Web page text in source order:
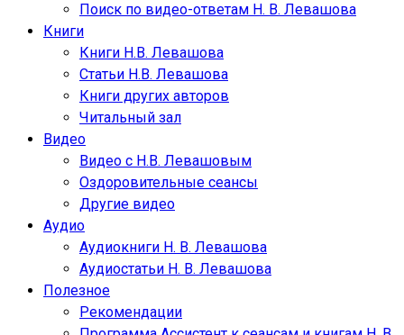
Поиск по видео-ответам Н. В. Левашова
Книги
Книги Н.В. Левашова
Статьи Н.В. Левашова
Книги других авторов
Читальный зал
Видео
Видео с Н.В. Левашовым
Оздоровительные сеансы
Другие видео
Аудио
Аудиокниги Н. В. Левашова
Аудиостатьи Н. В. Левашова
Полезное
Рекомендации